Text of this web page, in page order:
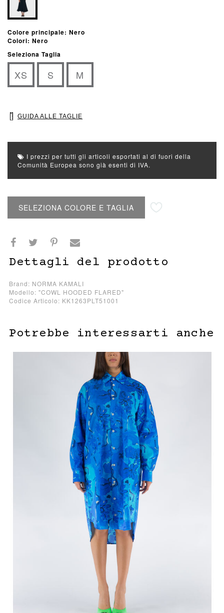
Colore principale: Nero
Colori: Nero
Seleziona Taglia
XS S M
GUIDA ALLE TAGLIE
I prezzi per tutti gli articoli esportati al di fuori della
Comunità Europea sono già esenti di IVA.
SELEZIONA COLORE E TAGLIA
Dettagli del prodotto
Brand: NORMA KAMALI
Modello: "COWL HOODED FLARED"
Codice Articolo: KK1263PLT51001
Potrebbe interessarti anche